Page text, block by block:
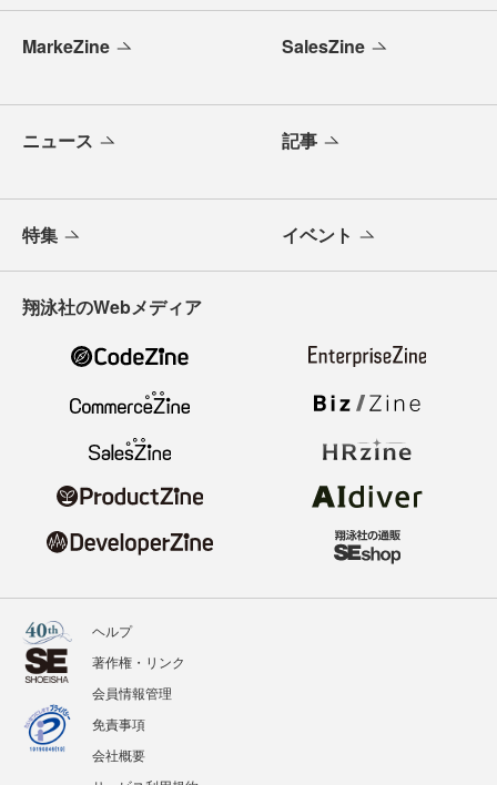
MarkeZine SalesZine
ニュース 記事
特集 イベント
翔泳社のWebメディア
ヘルプ
著作権・リンク
会員情報管理
免責事項
会社概要